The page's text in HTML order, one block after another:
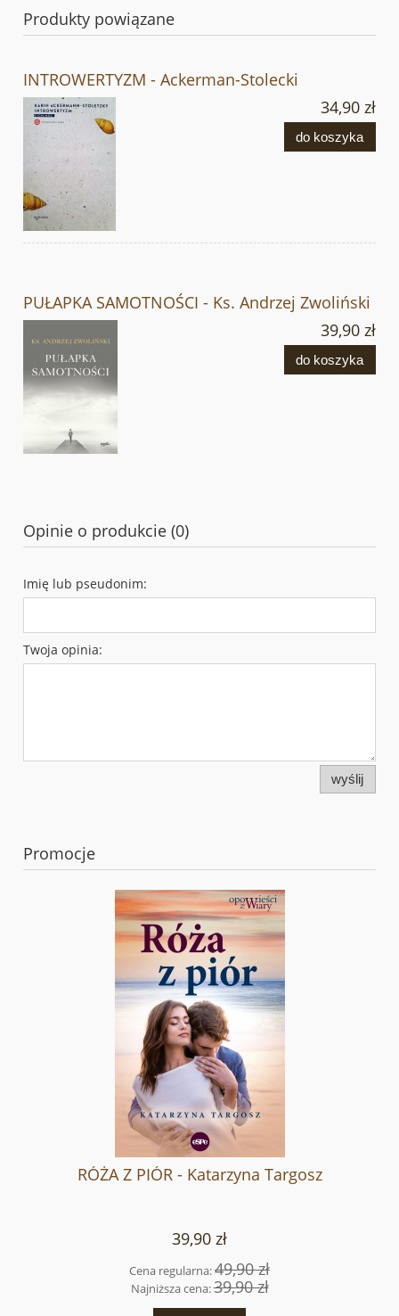
Produkty powiązane
INTROWERTYZM - Ackerman-Stolecki
34,90 zł
do koszyka
PUŁAPKA SAMOTNOŚCI - Ks. Andrzej Zwoliński
39,90 zł
do koszyka
Opinie o produkcie (0)
Imię lub pseudonim:
Twoja opinia:
wyślij
Promocje
RÓŻA Z PIÓR - Katarzyna Targosz
39,90 zł
Cena regularna:49,90 zł
Najniższa cena:39,90 zł